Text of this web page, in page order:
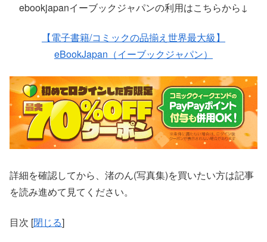
ebookjapanイーブックジャパンの利用はこちらから↓
【電子書籍/コミックの品揃え世界最大級】
eBookJapan（イーブックジャパン）
詳細を確認してから、渚のん(写真集)を買いたい方は記事
を読み進めて見てください。
目次 [閉じる]